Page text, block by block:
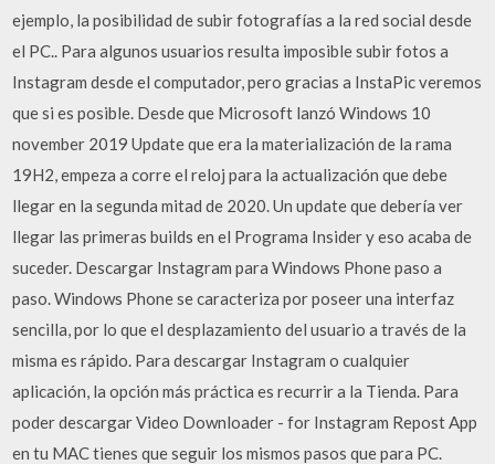
ejemplo, la posibilidad de subir fotografí­as a la red social desde
el PC.. Para algunos usuarios resulta imposible subir fotos a
Instagram desde el computador, pero gracias a InstaPic veremos
que si es posible. Desde que Microsoft lanzó Windows 10
november 2019 Update que era la materialización de la rama
19H2, empeza a corre el reloj para la actualización que debe
llegar en la segunda mitad de 2020. Un update que debería ver
llegar las primeras builds en el Programa Insider y eso acaba de
suceder. Descargar Instagram para Windows Phone paso a
paso. Windows Phone se caracteriza por poseer una interfaz
sencilla, por lo que el desplazamiento del usuario a través de la
misma es rápido. Para descargar Instagram o cualquier
aplicación, la opción más práctica es recurrir a la Tienda. Para
poder descargar Video Downloader - for Instagram Repost App
en tu MAC tienes que seguir los mismos pasos que para PC.